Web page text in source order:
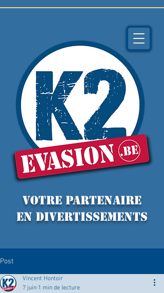
VOTRE PARTENAIRE
EN DIVERTISSEMENTS
Post
Vincent Hontoir
7 juin 1 min de lecture